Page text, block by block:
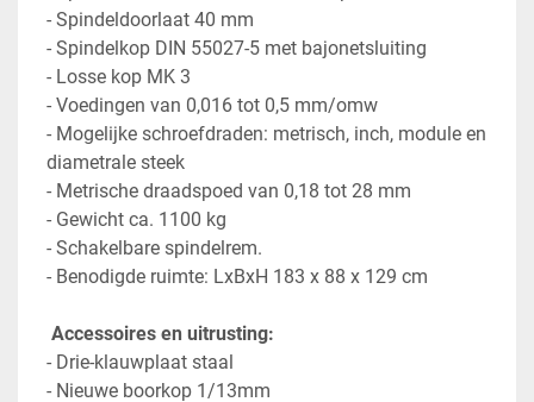
- Spindeldoorlaat 40 mm
- Spindelkop DIN 55027-5 met bajonetsluiting
- Losse kop MK 3
- Voedingen van 0,016 tot 0,5 mm/omw
- Mogelijke schroefdraden: metrisch, inch, module en
diametrale steek
- Metrische draadspoed van 0,18 tot 28 mm
- Gewicht ca. 1100 kg
- Schakelbare spindelrem.
- Benodigde ruimte: LxBxH 183 x 88 x 129 cm
Accessoires en uitrusting:
- Drie-klauwplaat staal
- Nieuwe boorkop 1/13mm